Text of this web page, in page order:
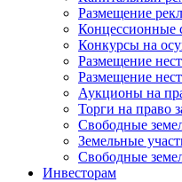
Размещение
Концессионные
Конкурсы на
Размещение
Размещение
Аукционы на
Торги на право
Свободные
Земельные
Свободные
Инвесторам